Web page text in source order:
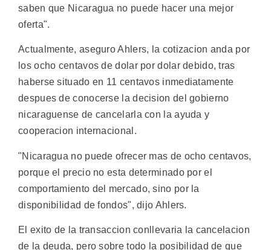
saben que Nicaragua no puede hacer una mejor
oferta".
Actualmente, aseguro Ahlers, la cotizacion anda por
los ocho centavos de dolar por dolar debido, tras
haberse situado en 11 centavos inmediatamente
despues de conocerse la decision del gobierno
nicaraguense de cancelarla con la ayuda y
cooperacion internacional.
"Nicaragua no puede ofrecer mas de ocho centavos,
porque el precio no esta determinado por el
comportamiento del mercado, sino por la
disponibilidad de fondos", dijo Ahlers.
El exito de la transaccion conllevaria la cancelacion
de la deuda, pero sobre todo la posibilidad de que